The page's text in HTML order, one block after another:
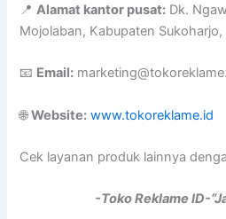
📍Alamat kantor pusat: Dk.
Mojolaban, Kabupaten
📧 Email:
🌐Website: www.tokoreklame.id
Cek layanan produk lainnya
-Toko Reklame ID-